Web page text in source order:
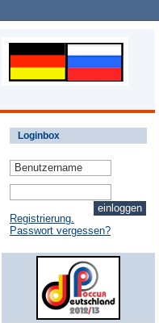
Loginbox
Registrierung.
Passwort vergessen?